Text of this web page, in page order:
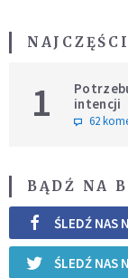
1
intencji
62
BĄDŹ NA
ŚLEDŹ NAS
ŚLEDŹ NAS